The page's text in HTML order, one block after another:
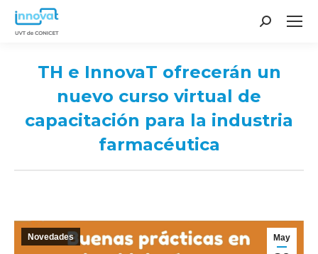
Search:
TH e InnovaT ofrecerán un
nuevo curso virtual de
capacitación para la industria
farmacéutica
May
Novedades